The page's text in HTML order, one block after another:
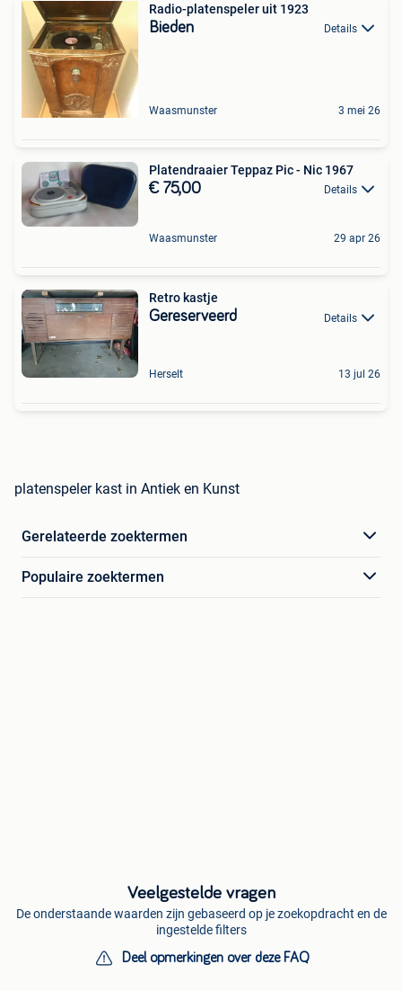
Radio-platenspeler uit 1923
Bieden Details
Waasmunster 3 mei 26
Platendraaier Teppaz Pic - Nic 1967
€ 75,00 Details
Waasmunster 29 apr 26
Retro kastje
Gereserveerd Details
Herselt 13 jul 26
platenspeler kast in Antiek en Kunst
Gerelateerde zoektermen
Populaire zoektermen
Veelgestelde vragen
De onderstaande waarden zijn gebaseerd op je zoekopdracht en de
ingestelde filters
Deel opmerkingen over deze FAQ